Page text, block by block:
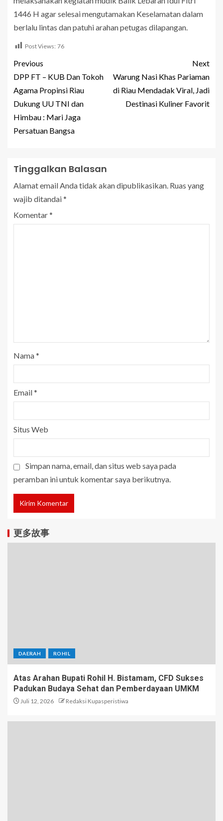
1446 H agar selesai mengutamakan Keselamatan dalam
berlalu lintas dan patuhi arahan petugas dilapangan.
Post Views: 76
Previous
DPP FT – KUB Dan Tokoh
Agama Propinsi Riau
Dukung UU TNI dan
Himbau : Mari Jaga
Persatuan Bangsa
Next
Warung Nasi Khas Pariaman
di Riau Mendadak Viral, Jadi
Destinasi Kuliner Favorit
Tinggalkan Balasan
Alamat email Anda tidak akan dipublikasikan. Ruas yang
wajib ditandai*
Komentar*
Nama*
Email*
Situs Web
Simpan nama, email, dan situs web saya pada
peramban ini untuk komentar saya berikutnya.
更多故事
DAERAH ROHIL
Atas Arahan Bupati Rohil H. Bistamam, CFD Sukses
Padukan Budaya Sehat dan Pemberdayaan UMKM
Juli 12, 2026 Redaksi Kupasperistiwa